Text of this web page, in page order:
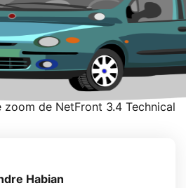
de NetFront 3.4 Technical
Habian